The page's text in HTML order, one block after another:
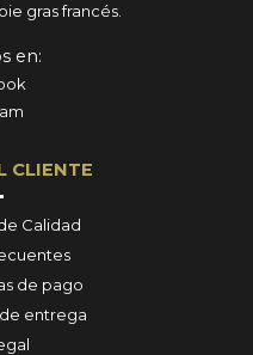
gras francés.
en:
CLIENTE
Calidad
de pago
de entrega